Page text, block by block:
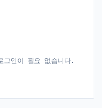
인이 필요 없습니다.